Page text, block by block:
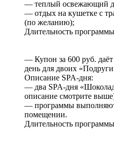
— теплый освежающий
— отдых на кушетке с
(по желанию);
Длительность
— Купон за 600 руб.
день для двоих
Описание SPA-дня:
— два SPA-дня
описание смотрите
— программы
помещении.
Длительность